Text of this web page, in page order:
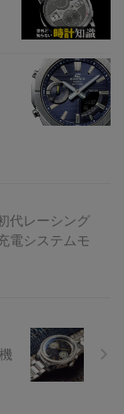
代レーシング
電システムモ